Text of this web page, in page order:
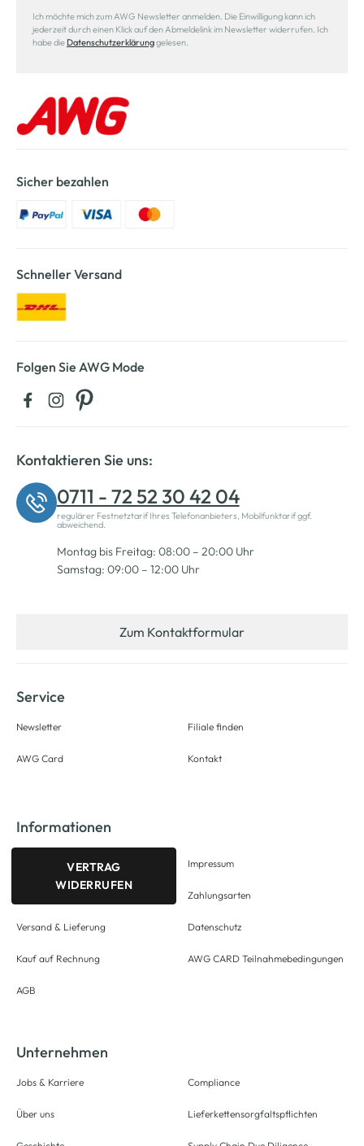
Ich möchte mich zum AWG Newsletter anmelden. Die Einwilligung kann ich
jederzeit durch einen Klick auf den Abmeldelink im Newsletter widerrufen. Ich
habe die Datenschutzerklärunggelesen.
Sicher bezahlen
Schneller Versand
Folgen Sie AWG Mode
Kontaktieren Sie uns:
0711 - 72 52 30 42 04
regulärer Festnetztarif Ihres Telefonanbieters, Mobilfunktarif ggf.
abweichend.
Montag bis Freitag: 08:00 – 20:00 Uhr
Samstag: 09:00 – 12:00 Uhr
Zum Kontaktformular
Service
Newsletter
AWG Card
Filiale finden
Kontakt
Informationen
VERTRAG
WIDERRUFEN
Versand & Lieferung
Kauf auf Rechnung
AGB
Impressum
Zahlungsarten
Datenschutz
AWG CARD Teilnahmebedingungen
Unternehmen
Jobs & Karriere
Über uns
Compliance
Lieferkettensorgfaltspflichten